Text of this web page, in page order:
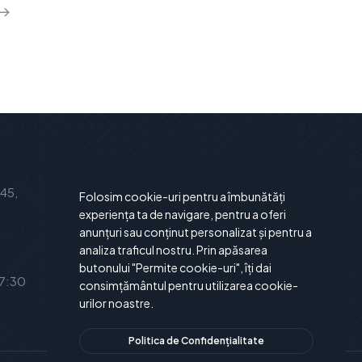
Abonează-te la newsletter-ul
nostru și vei fi la curent cu ultimele
noutăți și oferte.
Folosim cookie-uri pentru a îmbunătăți
experiența ta de navigare, pentru a oferi
anunțuri sau conținut personalizat și pentru a
analiza traficul nostru. Prin apăsarea
butonului "Permite cookie-uri", îți dai
consimțământul pentru utilizarea cookie-
urilor noastre.
Politica de Confidențialitate